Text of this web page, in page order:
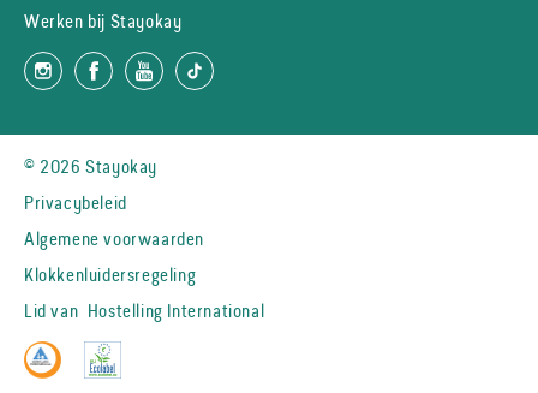
Werken bij Stayokay
© 2026 Stayokay
Privacybeleid
Algemene voorwaarden
Klokkenluidersregeling
Lid van Hostelling International